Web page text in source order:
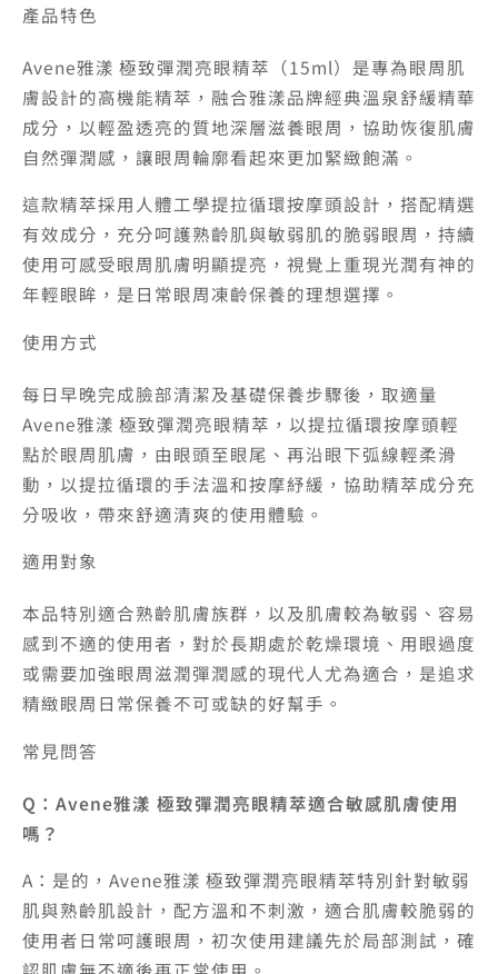
期
2026/11)
數
量
產品特色
Avene雅漾 極致彈潤亮眼精萃（15ml）是專為眼周肌
膚設計的高機能精萃，融合雅漾品牌經典溫泉舒緩精華
成分，以輕盈透亮的質地深層滋養眼周，協助恢復肌膚
自然彈潤感，讓眼周輪廓看起來更加緊緻飽滿。
這款精萃採用人體工學提拉循環按摩頭設計，搭配精選
有效成分，充分呵護熟齡肌與敏弱肌的脆弱眼周，持續
使用可感受眼周肌膚明顯提亮，視覺上重現光潤有神的
年輕眼眸，是日常眼周凍齡保養的理想選擇。
使用方式
每日早晚完成臉部清潔及基礎保養步驟後，取適量
Avene雅漾 極致彈潤亮眼精萃，以提拉循環按摩頭輕
點於眼周肌膚，由眼頭至眼尾、再沿眼下弧線輕柔滑
動，以提拉循環的手法溫和按摩紓緩，協助精萃成分充
分吸收，帶來舒適清爽的使用體驗。
適用對象
本品特別適合熟齡肌膚族群，以及肌膚較為敏弱、容易
感到不適的使用者，對於長期處於乾燥環境、用眼過度
或需要加強眼周滋潤彈潤感的現代人尤為適合，是追求
精緻眼周日常保養不可或缺的好幫手。
常見問答
Q：Avene雅漾 極致彈潤亮眼精萃適合敏感肌膚使用
嗎？
A：是的，Avene雅漾 極致彈潤亮眼精萃特別針對敏弱
肌與熟齡肌設計，配方溫和不刺激，適合肌膚較脆弱的
使用者日常呵護眼周，初次使用建議先於局部測試，確